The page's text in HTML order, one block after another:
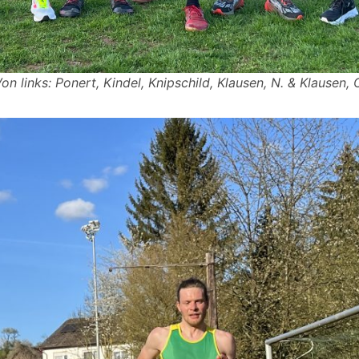
links: Ponert, Kindel, Knipschild, Klausen, N. & Klausen,